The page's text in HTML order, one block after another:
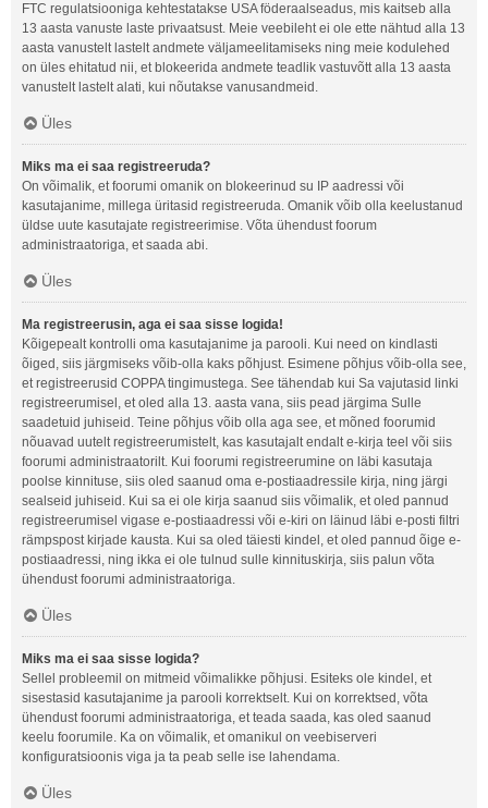
FTC regulatsiooniga kehtestatakse USA föderaalseadus, mis kaitseb alla
13 aasta vanuste laste privaatsust. Meie veebileht ei ole ette nähtud alla 13
aasta vanustelt lastelt andmete väljameelitamiseks ning meie kodulehed
on üles ehitatud nii, et blokeerida andmete teadlik vastuvõtt alla 13 aasta
vanustelt lastelt alati, kui nõutakse vanusandmeid.
Üles
Miks ma ei saa registreeruda?
On võimalik, et foorumi omanik on blokeerinud su IP aadressi või
kasutajanime, millega üritasid registreeruda. Omanik võib olla keelustanud
üldse uute kasutajate registreerimise. Võta ühendust foorum
administraatoriga, et saada abi.
Üles
Ma registreerusin, aga ei saa sisse logida!
Kõigepealt kontrolli oma kasutajanime ja parooli. Kui need on kindlasti
õiged, siis järgmiseks võib-olla kaks põhjust. Esimene põhjus võib-olla see,
et registreerusid COPPA tingimustega. See tähendab kui Sa vajutasid linki
registreerumisel, et oled alla 13. aasta vana, siis pead järgima Sulle
saadetuid juhiseid. Teine põhjus võib olla aga see, et mõned foorumid
nõuavad uutelt registreerumistelt, kas kasutajalt endalt e-kirja teel või siis
foorumi administraatorilt. Kui foorumi registreerumine on läbi kasutaja
poolse kinnituse, siis oled saanud oma e-postiaadressile kirja, ning järgi
sealseid juhiseid. Kui sa ei ole kirja saanud siis võimalik, et oled pannud
registreerumisel vigase e-postiaadressi või e-kiri on läinud läbi e-posti filtri
rämpspost kirjade kausta. Kui sa oled täiesti kindel, et oled pannud õige e-
postiaadressi, ning ikka ei ole tulnud sulle kinnituskirja, siis palun võta
ühendust foorumi administraatoriga.
Üles
Miks ma ei saa sisse logida?
Sellel probleemil on mitmeid võimalikke põhjusi. Esiteks ole kindel, et
sisestasid kasutajanime ja parooli korrektselt. Kui on korrektsed, võta
ühendust foorumi administraatoriga, et teada saada, kas oled saanud
keelu foorumile. Ka on võimalik, et omanikul on veebiserveri
konfiguratsioonis viga ja ta peab selle ise lahendama.
Üles